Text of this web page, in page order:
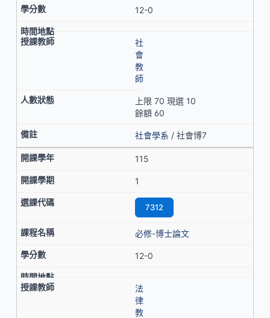
12-0
社
會
教
師
上限 70 現選 10
餘額 60
社會學系 / 社會博7
115
1
7312
必修-博士論文
12-0
法
律
教